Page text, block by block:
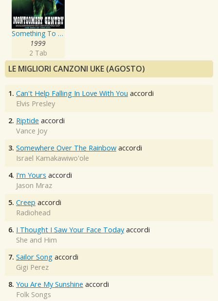
Something To Be Proud Of: Best Of 1999-2005
1999
2 Tab
LE MIGLIORI CANZONI UKE (AGOSTO)
1. Can't Help Falling In Love With You accordi
Elvis Presley
2. Riptide accordi
Vance Joy
3. Somewhere Over The Rainbow accordi
Israel Kamakawiwo'ole
4. I'm Yours accordi
Jason Mraz
5. Creep accordi
Radiohead
6. I Thought I Saw Your Face Today accordi
She and Him
7. Sailor Song accordi
Gigi Perez
8. You Are My Sunshine accordi
Folk Songs